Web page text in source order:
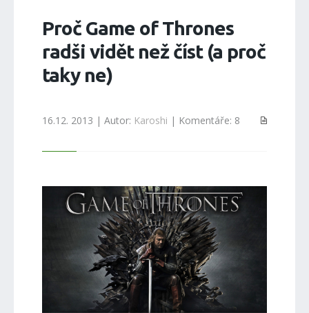
Proč Game of Thrones
radši vidět než číst (a proč
taky ne)
16.12. 2013 | Autor: Karoshi | Komentáře: 8